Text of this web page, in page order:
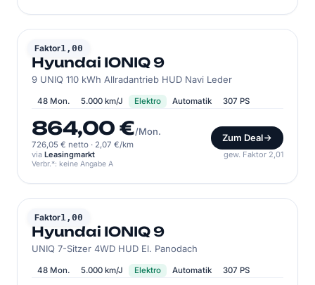
Faktor1,00
HYUNDAI
Hyundai IONIQ 9
9 UNIQ 110 kWh Allradantrieb HUD Navi Leder
48 Mon. 5.000 km/J Elektro Automatik 307 PS
864,00 €/Mon.
726,05 € netto · 2,07 €/km
Zum Deal
via Leasingmarkt gew. Faktor 2,01
Verbr.*: keine Angabe A
Faktor1,00
HYUNDAI
Hyundai IONIQ 9
UNIQ 7-Sitzer 4WD HUD El. Panodach
48 Mon. 5.000 km/J Elektro Automatik 307 PS